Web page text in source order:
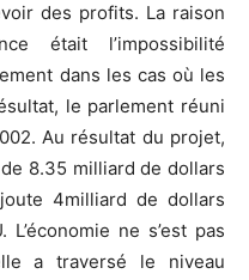
des profits. La raison
était l’impossibilité
dans les cas où les
le parlement réuni
Au résultat du projet,
8.35 milliard de dollars
4milliard de dollars
L’économie ne s’est pas
a traversé le niveau